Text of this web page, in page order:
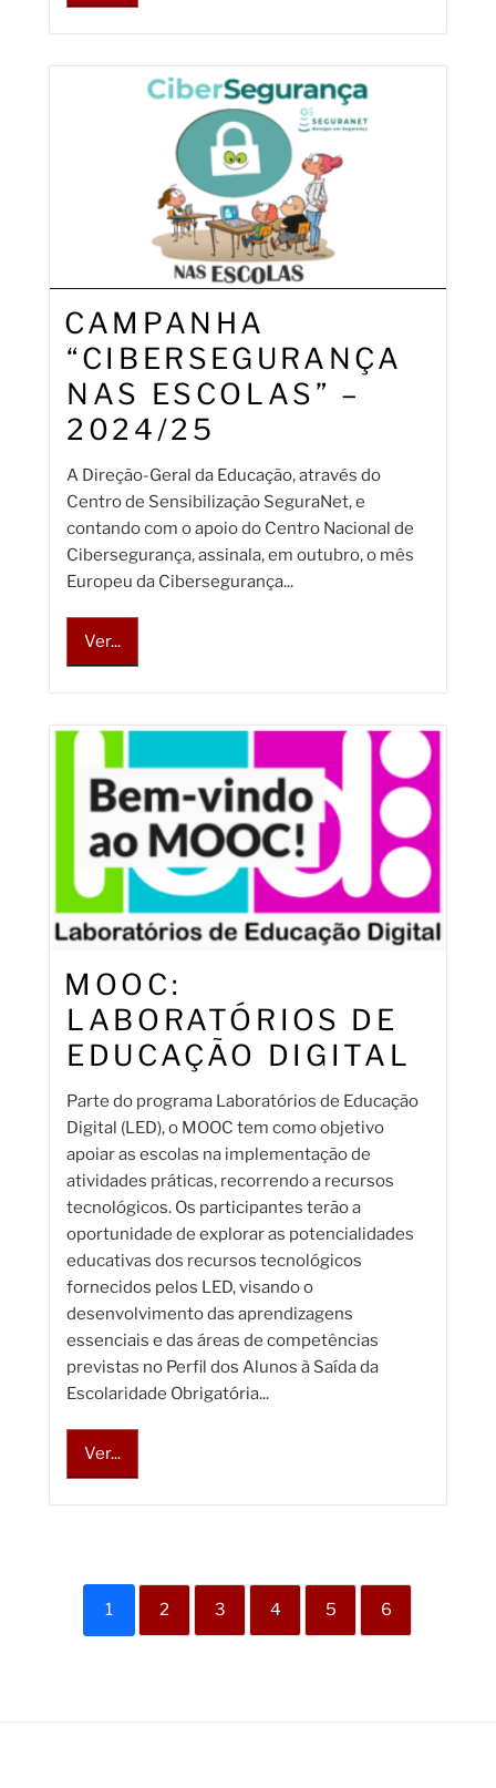
CAMPANHA
“CIBERSEGURANÇA
NAS ESCOLAS” –
2024/25
A Direção-Geral da Educação, através do
Centro de Sensibilização SeguraNet, e
contando com o apoio do Centro Nacional de
Cibersegurança, assinala, em outubro, o mês
Europeu da Cibersegurança...
Ver...
MOOC:
LABORATÓRIOS DE
EDUCAÇÃO DIGITAL
Parte do programa Laboratórios de Educação
Digital (LED), o MOOC tem como objetivo
apoiar as escolas na implementação de
atividades práticas, recorrendo a recursos
tecnológicos. Os participantes terão a
oportunidade de explorar as potencialidades
educativas dos recursos tecnológicos
fornecidos pelos LED, visando o
desenvolvimento das aprendizagens
essenciais e das áreas de competências
previstas no Perfil dos Alunos à Saída da
Escolaridade Obrigatória...
Ver...
1 2 3 4 5 6